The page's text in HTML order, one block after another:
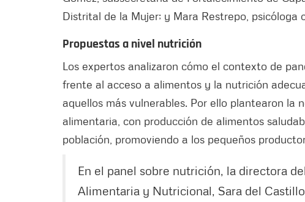
Distrital de la Mujer; y Mara Restrepo, psicóloga
Propuestas a nivel nutrición
Los expertos analizaron cómo el contexto de
frente al acceso a alimentos y la nutrición
aquellos más vulnerables. Por ello plantearon la
alimentaria, con producción de alimentos
población, promoviendo a los pequeños
En el panel sobre nutrición, la directora
Alimentaria y Nutricional, Sara del